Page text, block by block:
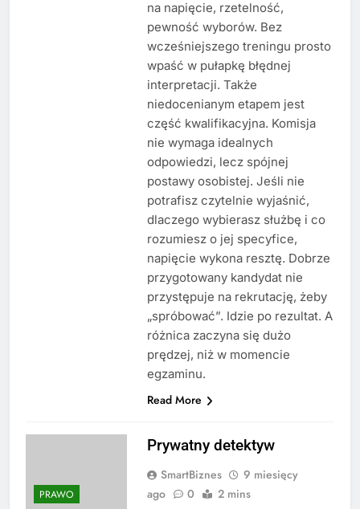
na napięcie, rzetelność,
pewność wyborów. Bez
wcześniejszego treningu prosto
wpaść w pułapkę błędnej
interpretacji. Także
niedocenianym etapem jest
część kwalifikacyjna. Komisja
nie wymaga idealnych
odpowiedzi, lecz spójnej
postawy osobistej. Jeśli nie
potrafisz czytelnie wyjaśnić,
dlaczego wybierasz służbę i co
rozumiesz o jej specyfice,
napięcie wykona resztę. Dobrze
przygotowany kandydat nie
przystępuje na rekrutację, żeby
„spróbować”. Idzie po rezultat. A
różnica zaczyna się dużo
prędzej, niż w momencie
egzaminu.
Read More
PRAWO
Prywatny detektyw
SmartBiznes
9 miesięcy
ago
0 2 mins